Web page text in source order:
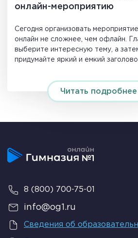
онлайн-мероприятию
Сегодня организовать
онлайн не сложнее, чем офлайн.
выберите интересную тему, а
придумайте яркий и емкий
Читать подробнее
8 (800) 700-75-01
info@og1.ru
Сведения об